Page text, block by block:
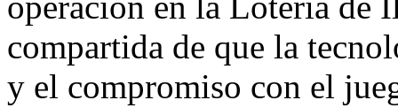
compartida de que la
y el compromiso con el